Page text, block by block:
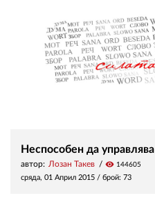
Неспособен да управлява
автор: Лозан Такев visibility 144605
сряда, 01 Април 2015 / брой: 73